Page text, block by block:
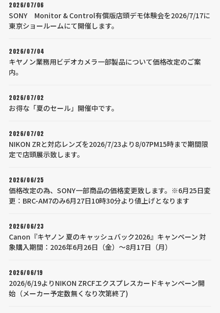
2026/07/06
SONY Monitor & Control有償版店頭デモ体験会を2026/7/17に
東京ショールームにて開催します。
2026/07/04
キヤノン業務用ビデオカメラ一部製品について価格改定のご案
内。
2026/07/02
お得な「夏のセール」開催中です。
2026/07/02
NIKON ZRと対応レンズを2026/7/23より8/07PM15時まで期間限
定で店頭展示致します。
2026/06/25
価格改定の為、SONY一部商品の価格変更致します。※6月25日変
更：BRC-AM7のみ6月27日10時30分より値上げとなります
2026/06/23
Canon『キヤノン 夏のキャッシュバック2026』キャンペーン 対
象購入期間：2026年6月26日（金）～8月17日（月）
2026/06/19
2026/6/19よりNIKON ZRCFエクスプレスカードキャンペーン開
始（メーカー予定数無くなり次第終了)